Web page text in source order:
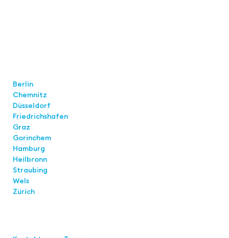
Berlin
Chemnitz
Düsseldorf
Friedrichshafen
Graz
Gorinchem
Hamburg
Heilbronn
Straubing
Wels
Zürich